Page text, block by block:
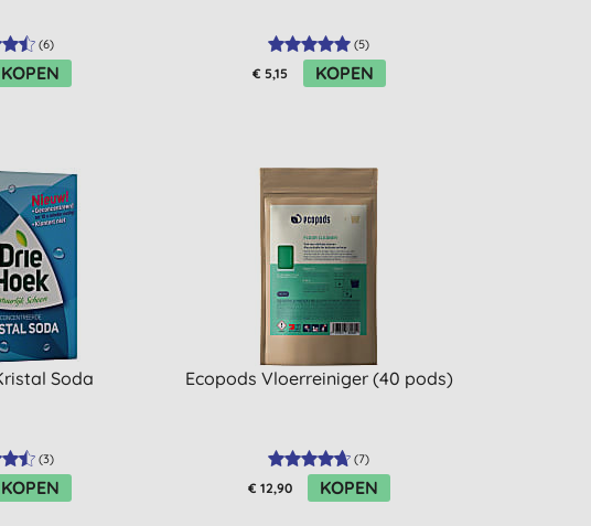
(6)
KOPEN
(5)
€ 5,15 KOPEN
Soda
(3)
KOPEN
Ecopods Vloerreiniger (40 pods)
(7)
€ 12,90 KOPEN